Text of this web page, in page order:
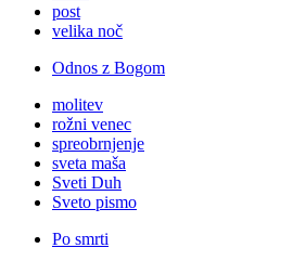
post
velika noč
Odnos z Bogom
molitev
rožni venec
spreobrnjenje
sveta maša
Sveti Duh
Sveto pismo
Po smrti